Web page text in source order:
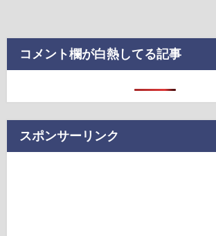
コメント欄が白熱してる記事
スポンサーリンク